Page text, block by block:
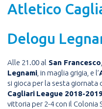
Atletico
Delogu
Alle 21.00 al San Francesco,
Legnami, in maglia grigia, e l’
si gioca per la sesta giornata
Cagliari League 2018-
vittoria per 2-4 con il Colonia